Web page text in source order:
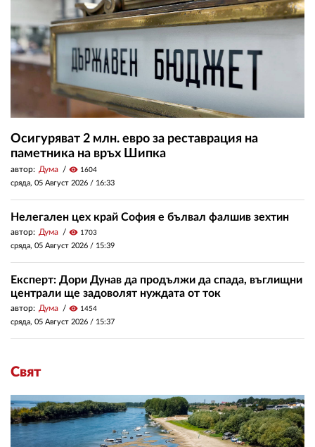
Осигуряват 2 млн. евро за реставрация на
паметника на връх Шипка
автор: Дума visibility 1604
сряда, 05 Август 2026 / 16:33
Нелегален цех край София е бълвал фалшив зехтин
автор: Дума visibility 1703
сряда, 05 Август 2026 / 15:39
Експерт: Дори Дунав да продължи да спада, въглищни
централи ще задоволят нуждата от ток
автор: Дума visibility 1454
сряда, 05 Август 2026 / 15:37
Свят